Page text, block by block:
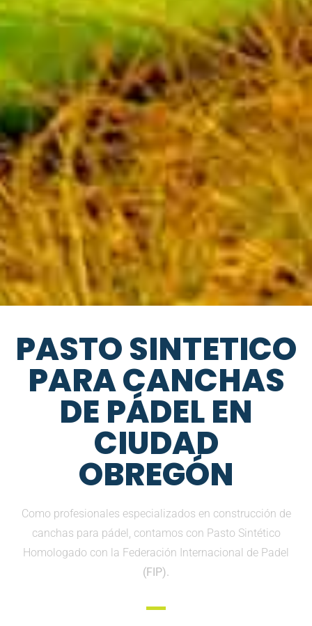
PASTO SINTETICO
PARA CANCHAS
DE PÁDEL EN
CIUDAD
OBREGÓN
Como profesionales especializados en construcción de
canchas para pádel, contamos con Pasto Sintético
Homologado con la Federación Internacional de Padel
(FIP).